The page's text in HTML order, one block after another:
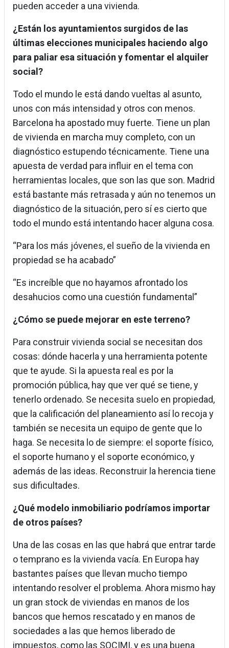
pueden acceder a una vivienda.
¿Están los ayuntamientos surgidos de las
últimas elecciones municipales haciendo algo
para paliar esa situación y fomentar el alquiler
social?
Todo el mundo le está dando vueltas al asunto,
unos con más intensidad y otros con menos.
Barcelona ha apostado muy fuerte. Tiene un plan
de vivienda en marcha muy completo, con un
diagnóstico estupendo técnicamente. Tiene una
apuesta de verdad para influir en el tema con
herramientas locales, que son las que son. Madrid
está bastante más retrasada y aún no tenemos un
diagnóstico de la situación, pero sí es cierto que
todo el mundo está intentando hacer alguna cosa.
“Para los más jóvenes, el sueño de la vivienda en
propiedad se ha acabado”
“Es increíble que no hayamos afrontado los
desahucios como una cuestión fundamental”
¿Cómo se puede mejorar en este terreno?
Para construir vivienda social se necesitan dos
cosas: dónde hacerla y una herramienta potente
que te ayude. Si la apuesta real es por la
promoción pública, hay que ver qué se tiene, y
tenerlo ordenado. Se necesita suelo en propiedad,
que la calificación del planeamiento así lo recoja y
también se necesita un equipo de gente que lo
haga. Se necesita lo de siempre: el soporte físico,
el soporte humano y el soporte económico, y
además de las ideas. Reconstruir la herencia tiene
sus dificultades.
¿Qué modelo inmobiliario podríamos importar
de otros países?
Una de las cosas en las que habrá que entrar tarde
o temprano es la vivienda vacía. En Europa hay
bastantes países que llevan mucho tiempo
intentando resolver el problema. Ahora mismo hay
un gran stock de viviendas en manos de los
bancos que hemos rescatado y en manos de
sociedades a las que hemos liberado de
impuestos, como las SOCIMI, y es una buena